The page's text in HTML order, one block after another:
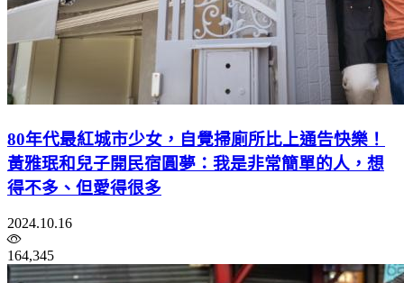
80年代最紅城市少女，自覺掃廁所比上通告快樂！
黃雅珉和兒子開民宿圓夢：我是非常簡單的人，想
得不多、但愛得很多
2024.10.16
164,345